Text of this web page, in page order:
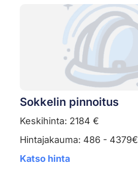
Sokkelin pinnoitus
Keskihinta: 2184 €
Hintajakauma: 486 - 4379€
Katso hinta